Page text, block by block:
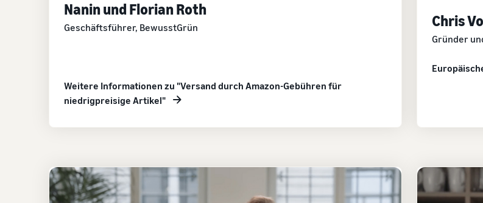
Nanin und Florian Roth
Geschäftsführer, BewusstGrün
Weitere Informationen zu "Versand durch Amazon-Gebühren für
niedrigpreisige Artikel"
Chris
Gründer